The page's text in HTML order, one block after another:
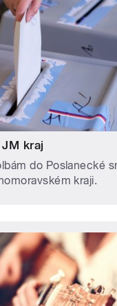
kraj
do Poslanecké
kraji.